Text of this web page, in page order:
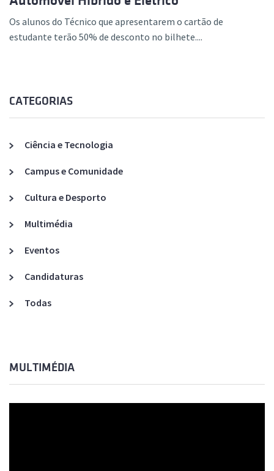
Os alunos do Técnico que apresentarem o cartão de
estudante terão 50% de desconto no bilhete....
CATEGORIAS
Ciência e Tecnologia
Campus e Comunidade
Cultura e Desporto
Multimédia
Eventos
Candidaturas
Todas
MULTIMÉDIA